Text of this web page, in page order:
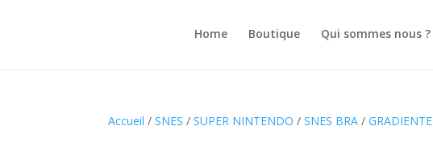
Home Boutique Qui sommes nous ?
Accueil /SNES /SUPER NINTENDO /SNES BRA /GRADIENTE